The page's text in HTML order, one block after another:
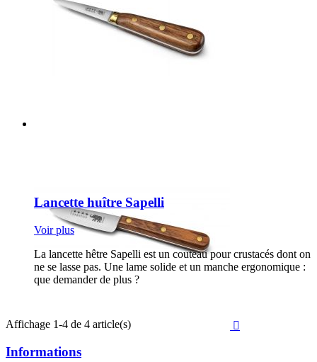

Lancette huître Sapelli
Voir plus
La lancette hêtre Sapelli est un couteau pour crustacés dont on
ne se lasse pas. Une lame solide et un manche ergonomique :
que demander de plus ?
Affichage 1-4 de 4 article(s)
Informations